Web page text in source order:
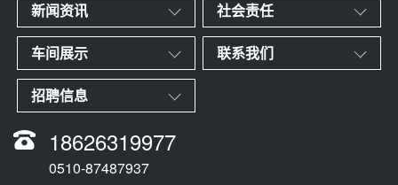
新闻资讯 社会责任
车间展示 联系我们
招聘信息
18626319977
0510-87487937